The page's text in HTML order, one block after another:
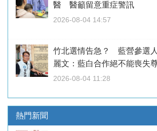
醫 醫籲留意重症警訊
2026-08-04 14:57
竹北選情告急？ 藍營參選
麗文：藍白合作絕不能喪失
2026-08-04 11:28
熱門新聞